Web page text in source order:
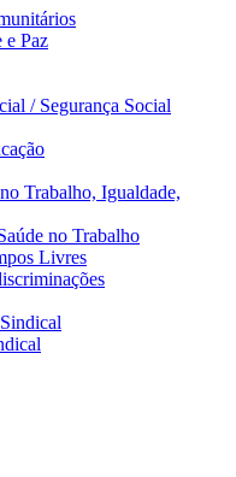
e Paz
/ Segurança Social
Trabalho, Igualdade,
no Trabalho
Livres